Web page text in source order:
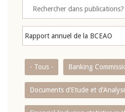
- Tous - Banking
Documents d’Etude et